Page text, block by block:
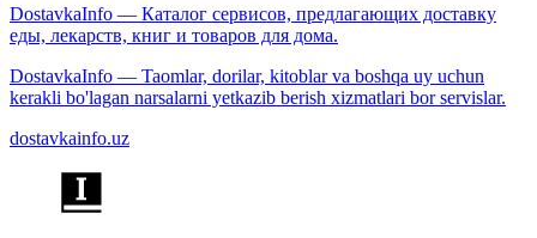
DostavkaInfo — Каталог сервисов, предлагающих доставку
еды, лекарств, книг и товаров для дома.
DostavkaInfo — Taomlar, dorilar, kitoblar va boshqa uy uchun
kerakli bo'lagan narsalarni yetkazib berish xizmatlari bor servislar.
dostavkainfo.uz